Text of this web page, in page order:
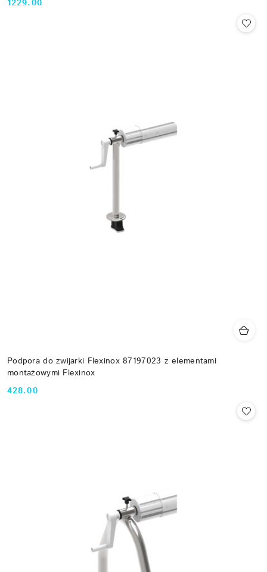
Cena:
1229.00
Podpora do zwijarki Flexinox 87197023 z elementami
montażowymi Flexinox
Cena:
428.00